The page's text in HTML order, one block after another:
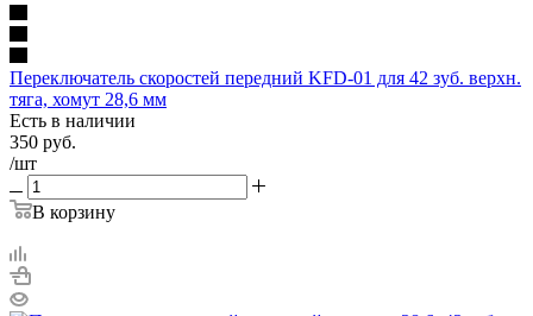
Переключатель скоростей передний KFD-01 для 42 зуб. верхн.
тяга, хомут 28,6 мм
Есть в наличии
350 руб.
/шт
В корзину